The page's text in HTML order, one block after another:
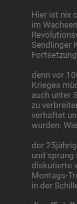
Hier ist nix
im
Sendlinger
denn vor
Krieges
auch unter
zu
verhaftet
wurden:
der
und sprang
diskutierte
Montags-
in der